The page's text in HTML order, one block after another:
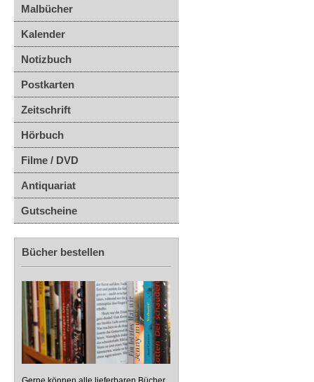
Malbücher
Kalender
Notizbuch
Postkarten
Zeitschrift
Hörbuch
Filme / DVD
Antiquariat
Gutscheine
Bücher bestellen